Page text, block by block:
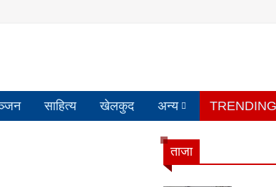
साहित्य खेलकुद अन्य TRENDING
ताजा